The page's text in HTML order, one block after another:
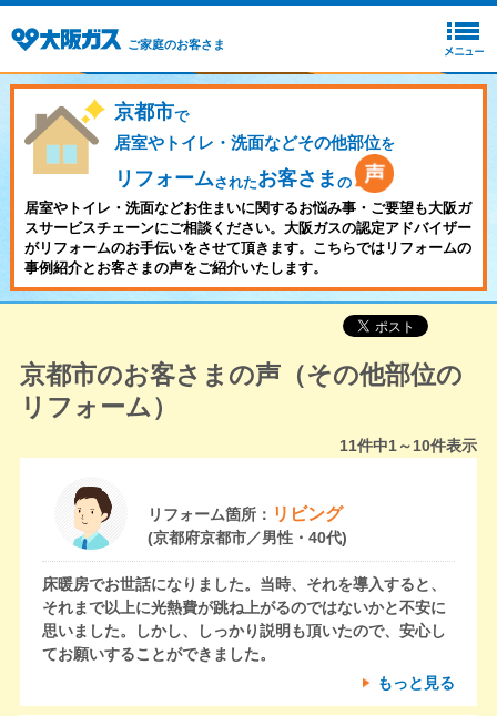
ご家庭のお客さま
京都市で
居室やトイレ・洗面などその他部位を
リフォームされたお客さま の
居室やトイレ・洗面などお住まいに関するお悩み事・ご要望も大阪ガ
スサービスチェーンにご相談ください。大阪ガスの認定アドバイザー
がリフォームのお手伝いをさせて頂きます。こちらではリフォームの
事例紹介とお客さまの声をご紹介いたします。
京都市のお客さまの声（その他部位の
リフォーム）
11件中1～10件表示
リフォーム箇所： リビング
(京都府京都市／男性・40代)
床暖房でお世話になりました。当時、それを導入すると、
それまで以上に光熱費が跳ね上がるのではないかと不安に
思いました。しかし、しっかり説明も頂いたので、安心し
てお願いすることができました。
もっと見る